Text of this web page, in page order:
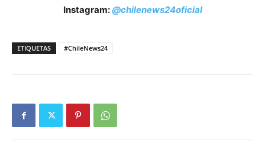
Instagram:@chilenews24oficial
ETIQUETAS #ChileNews24